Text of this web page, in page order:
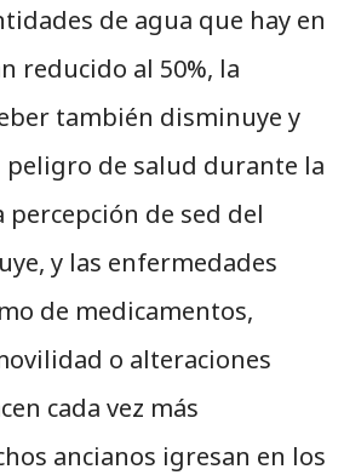
de agua que hay en
reducido al 50%, la
también disminuye y
peligro de salud durante la
percepción de sed del
y las enfermedades
de medicamentos,
o alteraciones
cada vez más
ancianos igresan en los